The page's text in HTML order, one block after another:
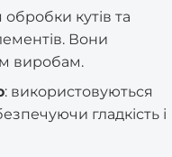
обробки кутів та
Вони
виробам.
: використовуються
гладкість і